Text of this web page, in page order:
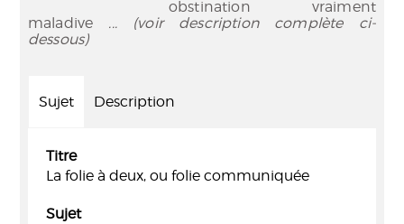
obstination vraiment
maladive ... (voir description complète ci-
dessous)
Sujet Description
Titre
La folie à deux, ou folie communiquée
Sujet